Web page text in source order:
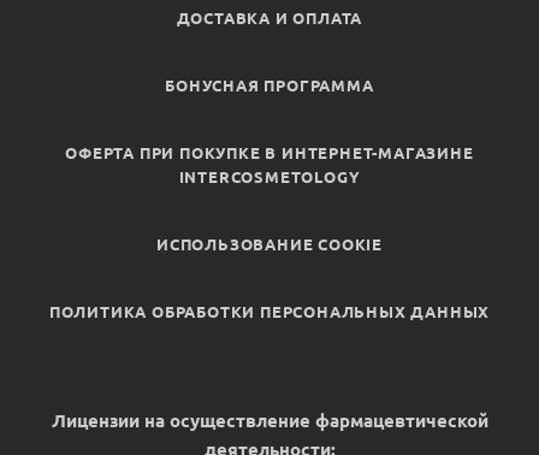
ДОСТАВКА И ОПЛАТА
БОНУСНАЯ ПРОГРАММА
ОФЕРТА ПРИ ПОКУПКЕ В ИНТЕРНЕТ-МАГАЗИНЕ
INTERCOSMETOLOGY
ИСПОЛЬЗОВАНИЕ COOKIE
ПОЛИТИКА ОБРАБОТКИ ПЕРСОНАЛЬНЫХ ДАННЫХ
Лицензии на осуществление фармацевтической
деятельности: